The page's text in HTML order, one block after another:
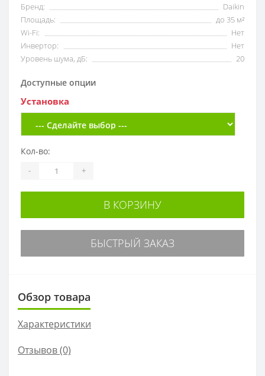
Бренд:
Daikin
Площадь:
до 35 м²
Wi-Fi:
Нет
Инвертор:
Нет
Уровень шума, дБ:
20
Доступные опции
Установка
Кол-во:
- +
В КОРЗИНУ
БЫСТРЫЙ ЗАКАЗ
Обзор товара
Характеристики
Отзывов (0)